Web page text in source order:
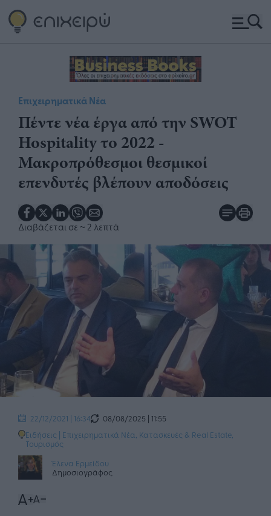
Επιχειρηματικά Νέα
Πέντε νέα έργα από την SWOT
Hospitality το 2022 -
Μακροπρόθεσμοι θεσμικοί
επενδυτές βλέπουν αποδόσεις
Διαβάζεται σε ~ 2 λεπτά
22/12/2021 | 16:34
08/08/2025 | 11:55
Ειδήσεις | Επιχειρηματικά Νέα Κατασκευές & Real Estate
Τουρισμός
Έλενα Ερμείδου
Δημοσιογράφος